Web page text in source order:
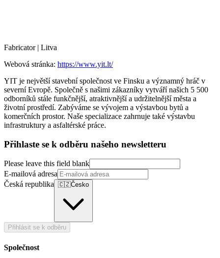
Fabricator | Litva
Webová stránka: https://www.yit.lt/
YIT je největší stavební společnost ve Finsku a významný hráč v
severní Evropě. Společně s našimi zákazníky vytváří našich 5 500
odborníků stále funkčnější, atraktivnější a udržitelnější města a
životní prostředí. Zabýváme se vývojem a výstavbou bytů a
komerčních prostor. Naše specializace zahrnuje také výstavbu
infrastruktury a asfaltérské práce.
Přihlaste se k odběru našeho newsletteru
Please leave this field blank
E-mailová adresa
Česká republika 🇨🇿Česko
Přihlásit se k odběru
Společnost